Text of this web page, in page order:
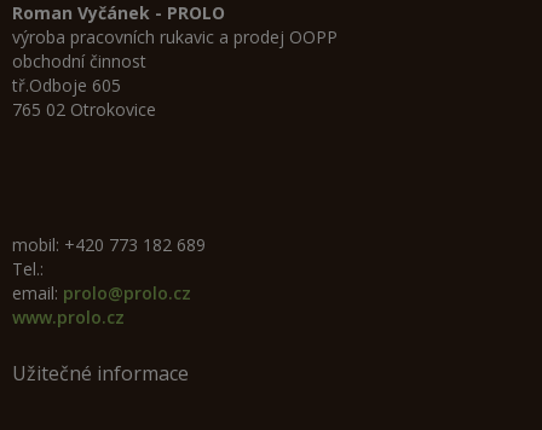
Roman Vyčánek - PROLO
výroba pracovních rukavic a prodej OOPP
obchodní činnost
tř.Odboje 605
765 02 Otrokovice
mobil: +420 773 182 689
Tel.:
email: prolo@prolo.cz
www.prolo.cz
Užitečné informace